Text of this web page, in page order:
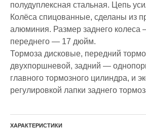
полудуплексная стальная. Цепь
Колёса спицованные, сделаны из
алюминия. Размер заднего
переднего — 17 дюйм.
Тормоза дисковые, передний
двухпоршневой, задний —
главного тормозного цилиндра, и
регулировкой лапки заднего
ХАРАКТЕРИСТИКИ